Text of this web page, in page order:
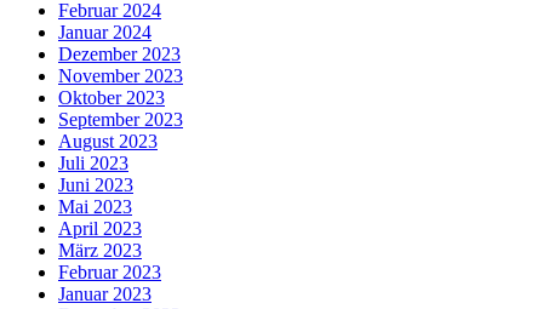
Februar 2024
Januar 2024
Dezember 2023
November 2023
Oktober 2023
September 2023
August 2023
Juli 2023
Juni 2023
Mai 2023
April 2023
März 2023
Februar 2023
Januar 2023